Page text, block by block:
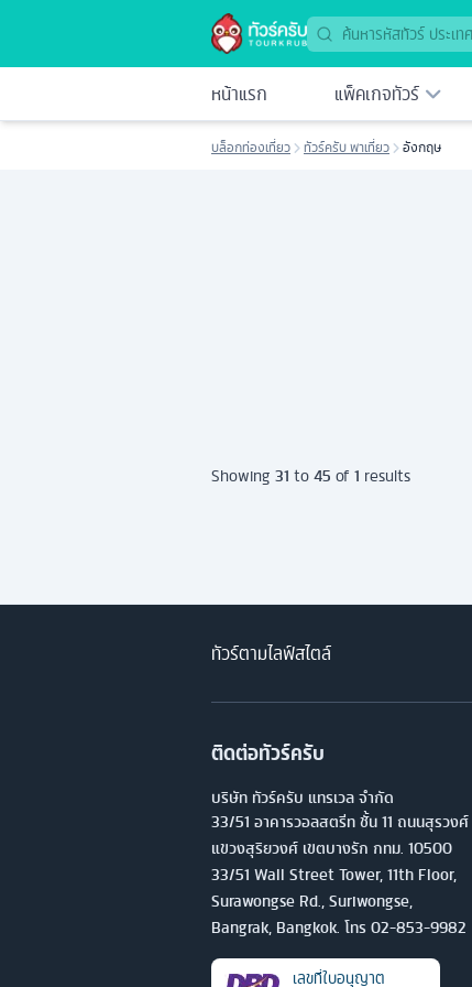
หน้าแรก แพ็คเกจทัวร์
บล็อกท่องเที่ยว ทัวร์ครับ พาเที่ยว อังกฤษ
Showing 31 to45 of 1 results
ทัวร์ตามไลฟ์สไตล์
ติดต่อทัวร์ครับ
บริษัท ทัวร์ครับ แทรเวล จำกัด
33/51 อาคารวอลสตรีท ชั้น 11 ถนนสุรวงศ์
แขวงสุริยวงศ์ เขตบางรัก กทม. 10500
33/51 Wall Street Tower, 11th Floor,
Surawongse Rd., Suriwongse,
Bangrak, Bangkok. โทร 02-853-9982
เลขที่ใบอนุญาต